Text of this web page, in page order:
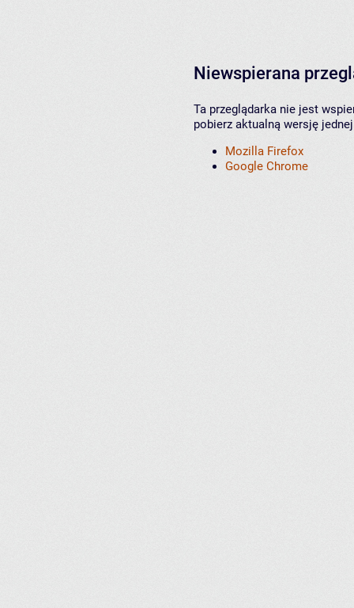
Niewspierana
Ta przeglądarka nie jest
pobierz aktualną wersję
Mozilla Firefox
Google Chrome